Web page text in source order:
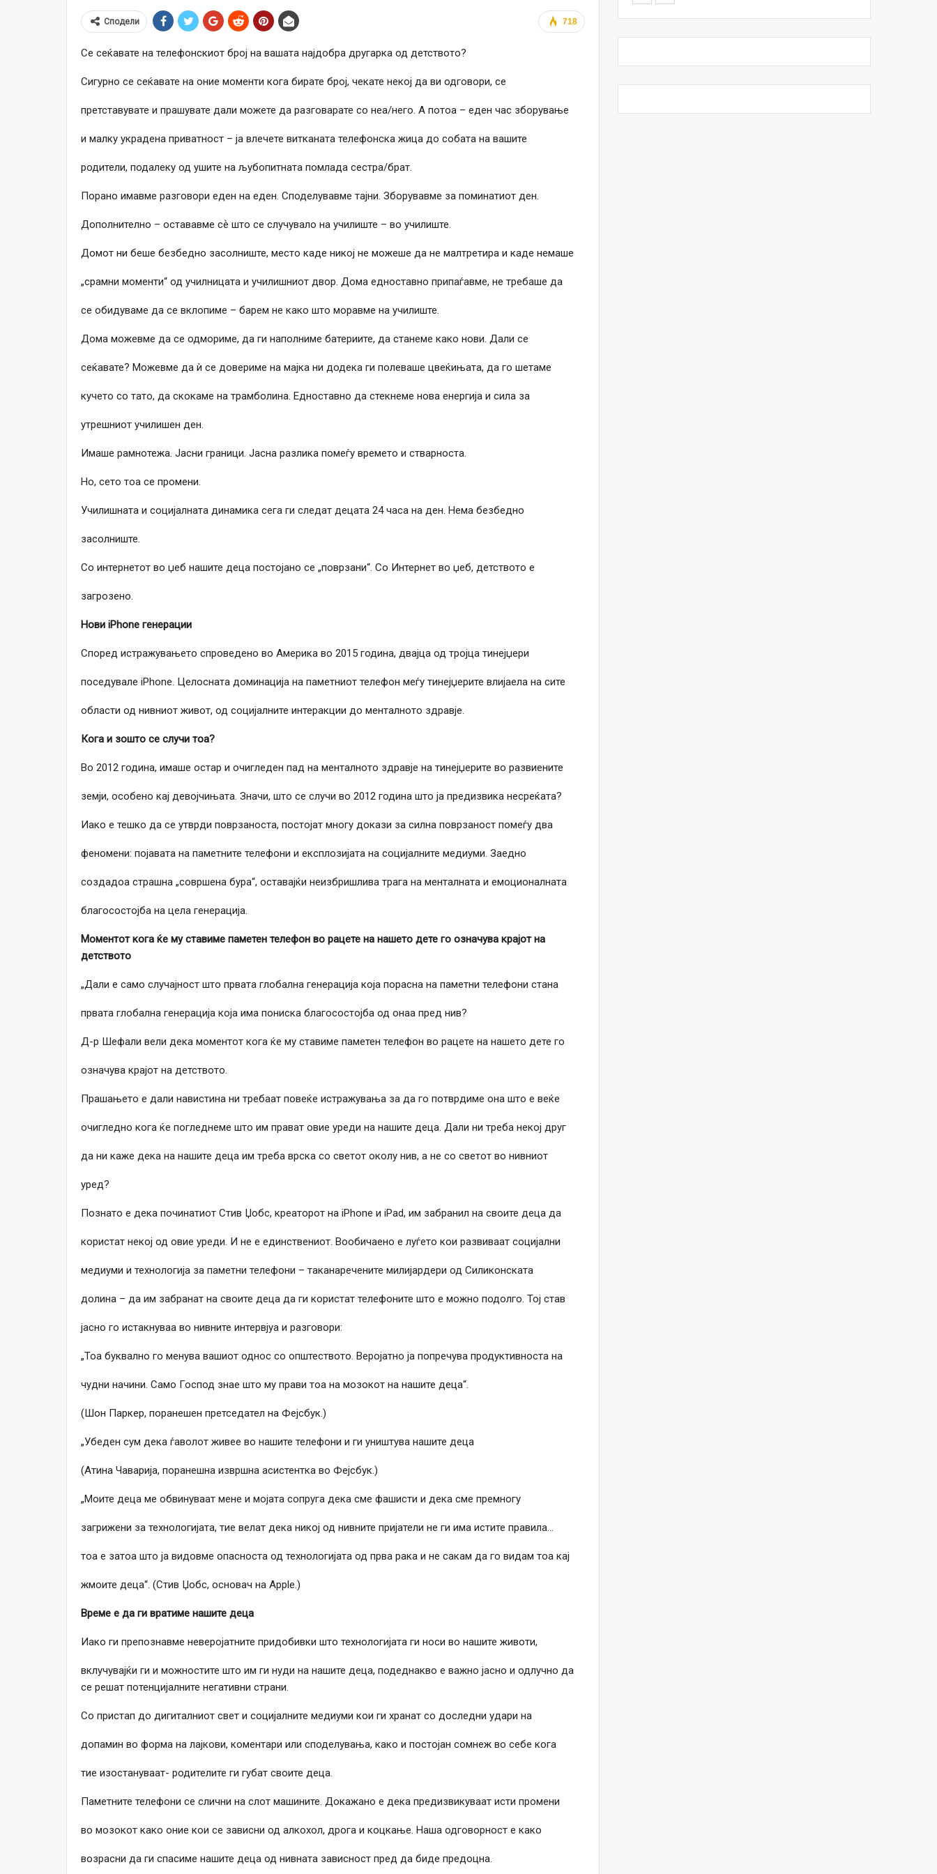
718
Сподели
Се сеќавате на телефонскиот број на вашата најдобра другарка од детството?
Сигурно се сеќавате на оние моменти кога бирате број, чекате некој да ви одговори, се
претставувате и прашувате дали можете да разговарате со неа/него. А потоа – еден час зборување
и малку украдена приватност – ја влечете витканата телефонска жица до собата на вашите
родители, подалеку од ушите на љубопитната помлада сестра/брат.
Порано имавме разговори еден на еден. Споделувавме тајни. Зборувавме за поминатиот ден.
Дополнително – остававме сѐ што се случувало на училиште – во училиште.
Домот ни беше безбедно засолниште, место каде никој не можеше да не малтретира и каде немаше
„срамни моменти“ од училницата и училишниот двор. Дома едноставно припаѓавме, не требаше да
се обидуваме да се вклопиме – барем не како што моравме на училиште.
Дома можевме да се одмориме, да ги наполниме батериите, да станеме како нови. Дали се
сеќавате? Можевме да ѝ се довериме на мајка ни додека ги полеваше цвеќињата, да го шетаме
кучето со тато, да скокаме на трамболина. Едноставно да стекнеме нова енергија и сила за
утрешниот училишен ден.
Имаше рамнотежа. Јасни граници. Јасна разлика помеѓу времето и стварноста.
Но, сето тоа се промени.
Училишната и социјалната динамика сега ги следат децата 24 часа на ден. Нема безбедно
засолниште.
Со интернетот во џеб нашите деца постојано се „поврзани“. Со Интернет во џеб, детството е
загрозено.
Нови iPhone генерации
Според истражувањето спроведено во Америка во 2015 година, двајца од тројца тинејџери
поседувале iPhone. Целосната доминација на паметниот телефон меѓу тинејџерите влијаела на сите
области од нивниот живот, од социјалните интеракции до менталното здравје.
Кога и зошто се случи тоа?
Во 2012 година, имаше остар и очигледен пад на менталното здравје на тинејџерите во развиените
земји, особено кај девојчињата. Значи, што се случи во 2012 година што ја предизвика несреќата?
Иако е тешко да се утврди поврзаноста, постојат многу докази за силна поврзаност помеѓу два
феномени: појавата на паметните телефони и експлозијата на социјалните медиуми. Заедно
создадоа страшна „совршена бура“, оставајќи неизбришлива трага на менталната и емоционалната
благосостојба на цела генерација.
Моментот кога ќе му ставиме паметен телефон во рацете на нашето дете го означува крајот на
детството
„Дали е само случајност што првата глобална генерација која порасна на паметни телефони стана
првата глобална генерација која има пониска благосостојба од онаа пред нив?
Д-р Шефали вели дека моментот кога ќе му ставиме паметен телефон во рацете на нашето дете го
означува крајот на детството.
Прашањето е дали навистина ни требаат повеќе истражувања за да го потврдиме она што е веќе
очигледно кога ќе погледнеме што им прават овие уреди на нашите деца. Дали ни треба некој друг
да ни каже дека на нашите деца им треба врска со светот околу нив, а не со светот во нивниот
уред?
Познато е дека починатиот Стив Џобс, креаторот на iPhone и iPad, им забранил на своите деца да
користат некој од овие уреди. И не е единствениот. Вообичаено е луѓето кои развиваат социјални
медиуми и технологија за паметни телефони – таканаречените милијардери од Силиконската
долина – да им забранат на своите деца да ги користат телефоните што е можно подолго. Тој став
јасно го истакнуваа во нивните интервјуа и разговори:
„Тоа буквално го менува вашиот однос со општеството. Веројатно ја попречува продуктивноста на
чудни начини. Само Господ знае што му прави тоа на мозокот на нашите деца“.
(Шон Паркер, поранешен претседател на Фејсбук.)
„Убеден сум дека ѓаволот живее во нашите телефони и ги уништува нашите деца
(Атина Чаварија, поранешна извршна асистентка во Фејсбук.)
„Моите деца ме обвинуваат мене и мојата сопруга дека сме фашисти и дека сме премногу
загрижени за технологијата, тие велат дека никој од нивните пријатели не ги има истите правила…
тоа е затоа што ја видовме опасноста од технологијата од прва рака и не сакам да го видам тоа кај
жмоите деца“. (Стив Џобс, основач на Apple.)
Време е да ги вратиме нашите деца
Иако ги препознавме неверојатните придобивки што технологијата ги носи во нашите животи,
вклучувајќи ги и можностите што им ги нуди на нашите деца, подеднакво е важно јасно и одлучно да
се решат потенцијалните негативни страни.
Со пристап до дигиталниот свет и социјалните медиуми кои ги хранат со доследни удари на
допамин во форма на лајкови, коментари или споделувања, како и постојан сомнеж во себе кога
тие изостануваат- родителите ги губат своите деца.
Паметните телефони се слични на слот машините. Докажано е дека предизвикуваат исти промени
во мозокот како оние кои се зависни од алкохол, дрога и коцкање. Наша одговорност е како
возрасни да ги спасиме нашите деца од нивната зависност пред да биде предоцна.